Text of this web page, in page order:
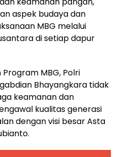
aspek budaya dan
MBG melalui
di setiap dapur
MBG, Polri
Bhayangkara tidak
keamanan dan
kualitas generasi
dengan visi besar Asta